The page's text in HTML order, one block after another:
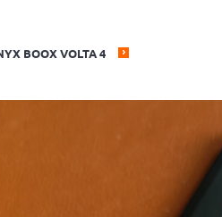
BOOX VOLTA 4